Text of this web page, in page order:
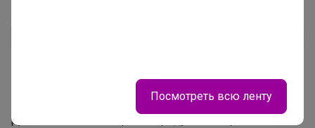
ГУРМАНОВ в подарочной упаковке! Это очень
дорогой и крутой кофе! Общий приз 15 тысяч
рублей!!!!! Стоп вечером в среду 15го марта!!!!
Посмотреть всю ленту